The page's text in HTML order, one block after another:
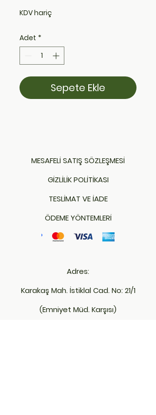
KDV hariç
Adet *
Sepete Ekle
MESAFELİ SATIŞ SÖZLEŞMESİ
GİZLİLİK POLİTİKASI
TESLİMAT VE İADE
ÖDEME YÖNTEMLERİ
Adres:
Karakaş Mah. İstiklal Cad. No: 21/1
(Emniyet Müd. Karşısı)